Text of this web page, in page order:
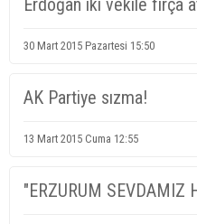
Erdoğan iki vekile fırça
30 Mart 2015 Pazartesi 15:50
AK Partiye sızma!
13 Mart 2015 Cuma 12:55
"ERZURUM SEVDAMIZ